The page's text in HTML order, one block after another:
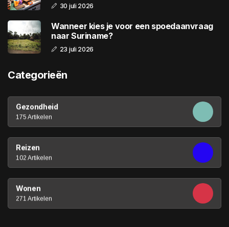
30 juli 2026
Wanneer kies je voor een spoedaanvraag
naar Suriname?
23 juli 2026
Categorieën
Gezondheid
175 Artikelen
Reizen
102 Artikelen
Wonen
271 Artikelen